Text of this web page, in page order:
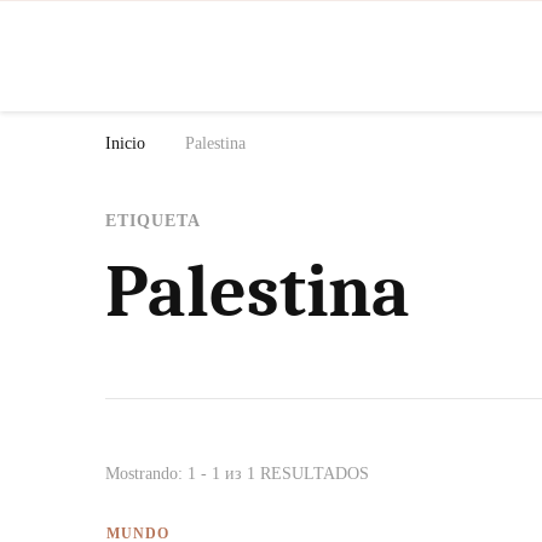
Inicio Palestina
ETIQUETA
Palestina
Mostrando: 1 - 1 из 1 RESULTADOS
MUNDO